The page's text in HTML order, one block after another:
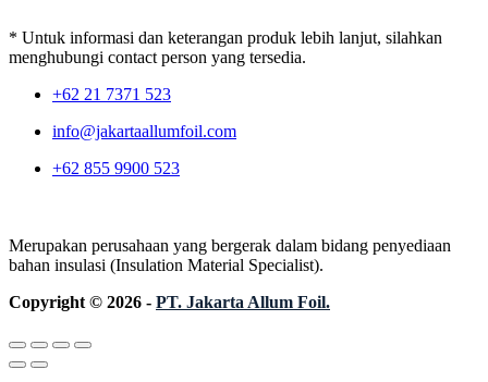
* Untuk informasi dan keterangan produk lebih lanjut, silahkan
menghubungi contact person yang tersedia.
+62 21 7371 523
info@jakartaallumfoil.com
+62 855 9900 523
Merupakan perusahaan yang bergerak dalam bidang penyediaan
bahan insulasi (Insulation Material Specialist).
Copyright © 2026 - PT. Jakarta Allum Foil.